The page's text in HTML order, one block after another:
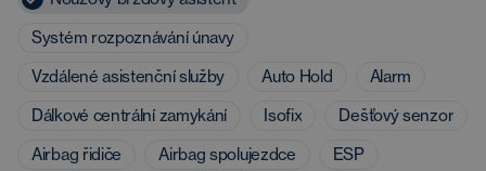
Systém rozpoznávání únavy
Vzdálené asistenční služby
Auto Hold
Alarm
Dálkové centrální zamykání
Isofix
Dešťový senzor
Airbag řidiče
Airbag spolujezdce ESP